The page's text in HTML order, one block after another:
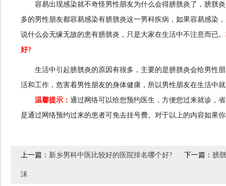
容易出现感染就不奇怪男性朋友为什么会得膀胱炎了，膀胱炎
多的男性朋友都容易感染有膀胱炎这一男科疾病，如果容易感染
说什么会无缘无故的患有膀胱炎，只是大家在生活中不注意而已。
好?
生活中引起膀胱炎的原因有很多，主要的是膀胱炎会给男性朋
活和工作，危害着男性朋友的身体健康，所以男性朋友在生活中
温馨提示： 通过网络可以给您预约医生，方便您过来就诊，
是通过网络预约过来的患者可免去挂号费。对于以上的内容如果
上一篇： 新乡男科中医比较好的医院排名哪个好? 下一篇： 膀
沫